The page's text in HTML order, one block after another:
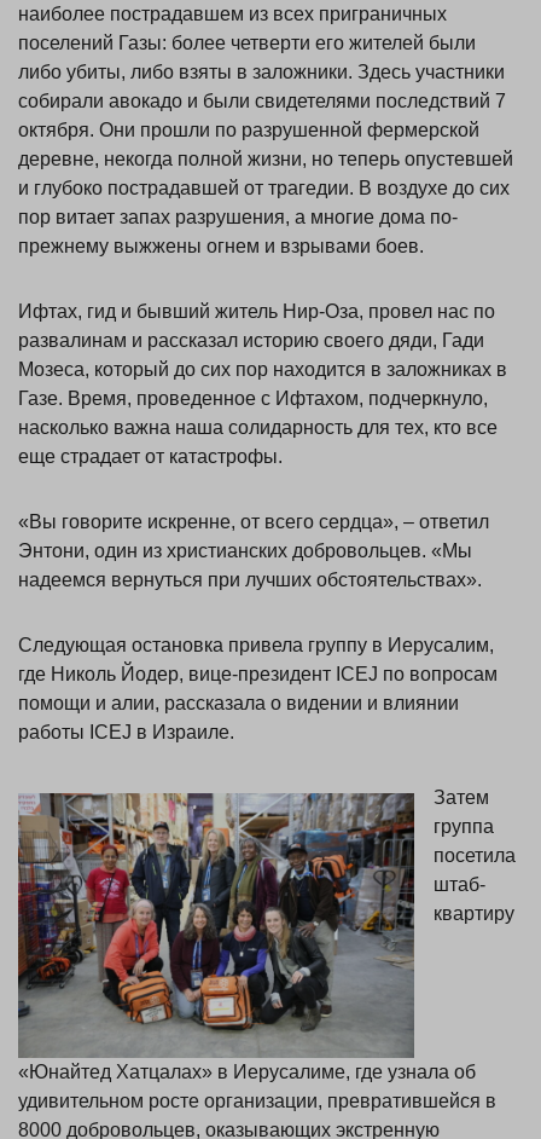
наиболее пострадавшем из всех приграничных
поселений Газы: более четверти его жителей были
либо убиты, либо взяты в заложники. Здесь участники
собирали авокадо и были свидетелями последствий 7
октября. Они прошли по разрушенной фермерской
деревне, некогда полной жизни, но теперь опустевшей
и глубоко пострадавшей от трагедии. В воздухе до сих
пор витает запах разрушения, а многие дома по-
прежнему выжжены огнем и взрывами боев.
Ифтах, гид и бывший житель Нир-Оза, провел нас по
развалинам и рассказал историю своего дяди, Гади
Мозеса, который до сих пор находится в заложниках в
Газе. Время, проведенное с Ифтахом, подчеркнуло,
насколько важна наша солидарность для тех, кто все
еще страдает от катастрофы.
«Вы говорите искренне, от всего сердца», – ответил
Энтони, один из христианских добровольцев. «Мы
надеемся вернуться при лучших обстоятельствах».
Следующая остановка привела группу в Иерусалим,
где Николь Йодер, вице-президент ICEJ по вопросам
помощи и алии, рассказала о видении и влиянии
работы ICEJ в Израиле.
Затем
группа
посетила
штаб-
квартиру
«Юнайтед Хатцалах» в Иерусалиме, где узнала об
удивительном росте организации, превратившейся в
8000 добровольцев, оказывающих экстренную